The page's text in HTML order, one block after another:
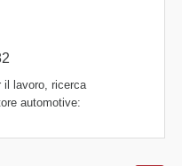
il lavoro, ricerca
automotive:
magazzino e
ordini e